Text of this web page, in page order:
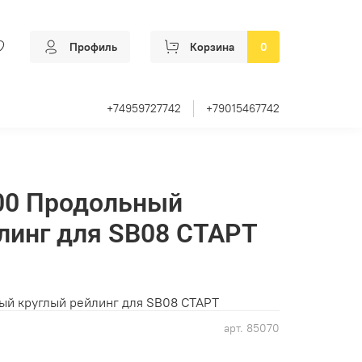
Профиль Корзина 0
+74959727742 +79015467742
арт. 85070
Продольный
для SB08 СТАРТ
круглый рейлинг для SB08 СТАРТ